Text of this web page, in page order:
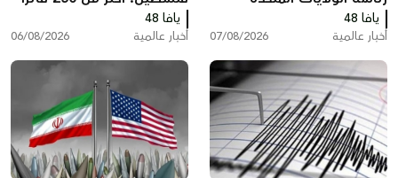
يافا 48
أخبار عالمية 07/08/2026
بينهم 35 في الكونغرس
يافا 48
أخبار عالمية 06/08/2026